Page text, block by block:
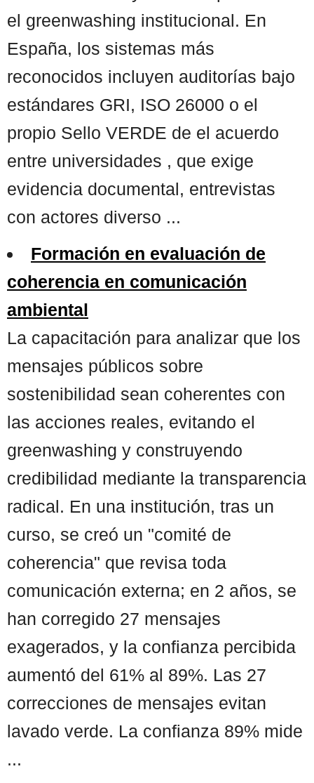
el greenwashing institucional. En
España, los sistemas más
reconocidos incluyen auditorías bajo
estándares GRI, ISO 26000 o el
propio Sello VERDE de el acuerdo
entre universidades , que exige
evidencia documental, entrevistas
con actores diverso ...
Formación en evaluación de
coherencia en comunicación
ambiental
La capacitación para analizar que los
mensajes públicos sobre
sostenibilidad sean coherentes con
las acciones reales, evitando el
greenwashing y construyendo
credibilidad mediante la transparencia
radical. En una institución, tras un
curso, se creó un "comité de
coherencia" que revisa toda
comunicación externa; en 2 años, se
han corregido 27 mensajes
exagerados, y la confianza percibida
aumentó del 61% al 89%. Las 27
correcciones de mensajes evitan
lavado verde. La confianza 89% mide
...